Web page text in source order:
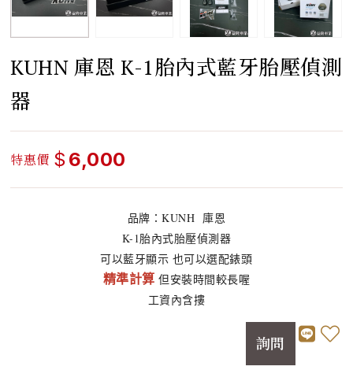
KUHN 庫恩 K-1胎內式藍牙胎壓偵測
器
特惠價 $ 6,000
品牌：KUNH 庫恩
K-1胎內式胎壓偵測器
可以藍牙顯示 也可以選配錶頭
精準計算 但安裝時間較長喔
工資內含摟
詢問